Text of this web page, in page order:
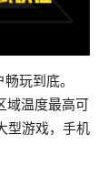
玩到底。
域温度最高可
型游戏，手机